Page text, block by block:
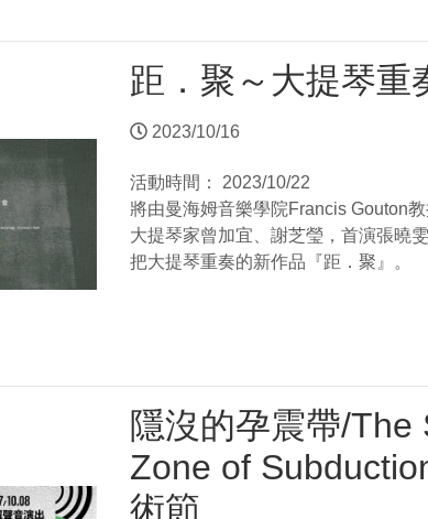
距．聚～大提琴重
2023/10/16
活動時間：
2023/10/22
將由曼海姆音樂學院Francis Gouton
大提琴家曾加宜、謝芝瑩，首演張曉
把大提琴重奏的新作品『距．聚』。
隱沒的孕震帶/The
Zone of
術節